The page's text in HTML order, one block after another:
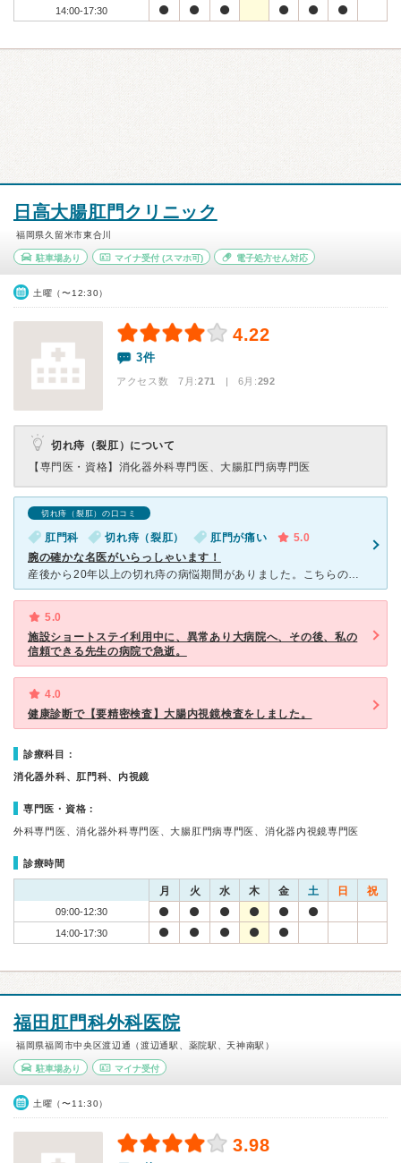
14:00-17:30
日高大腸肛門クリニック
福岡県久留米市東合川
駐車場あり マイナ受付(スマホ可) 電子処方せん対応
土曜（〜12:30）
4.22
3件
アクセス数 7月:271 | 6月:292
切れ痔（裂肛）について
【専門医・資格】 消化器外科専門医、大腸肛門病専門医
切れ痔（裂肛）の口コミ
肛門科 切れ痔（裂肛） 肛門が痛い
5.0
腕の確かな名医がいらっしゃいます！
産後から20年以上の切れ痔の病悩期間がありました。こちらのDr.の肛門診察は、他より断然痛くないです。説明も図解で的確なアドバイスをしてくださいます。 切れ痔が悪化して、こちらのDr.から、これ
5.0
施設ショートステイ利用中に、異常あり大病院へ、その後、私の
信頼できる先生の病院で急逝。
4.0
健康診断で【要精密検査】大腸内視鏡検査をしました。
診療科目：
消化器外科、肛門科、内視鏡
専門医・資格：
外科専門医、消化器外科専門医、大腸肛門病専門医、消化器内視鏡専門医
診療時間
月 火 水 木 金 土 日 祝
09:00-12:30
14:00-17:30
福田肛門科外科医院
福岡県福岡市中央区渡辺通（渡辺通駅、薬院駅、天神南駅）
駐車場あり マイナ受付
土曜（〜11:30）
3.98